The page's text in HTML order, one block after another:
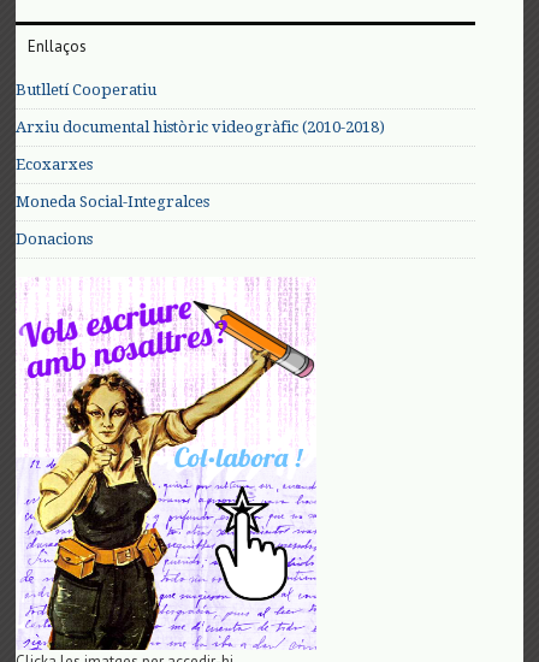
Enllaços
Butlletí Cooperatiu
Arxiu documental històric videogràfic (2010-2018)
Ecoxarxes
Moneda Social-Integralces
Donacions